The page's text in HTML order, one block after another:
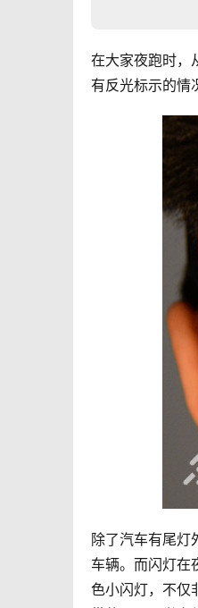
在大家夜跑时，
有反光标示的情
除了汽车有尾灯
车辆。而闪灯在
色小闪灯，不仅